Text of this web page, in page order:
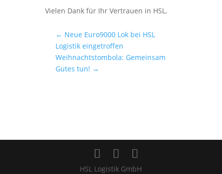
Vielen Dank für Ihr Vertrauen in HSL.
← Neue Euro9000 Lok bei HSL
Logistik eingetroffen
Weihnachtstombola: Gemeinsam
Gutes tun! →
HSL Logistik GmbH